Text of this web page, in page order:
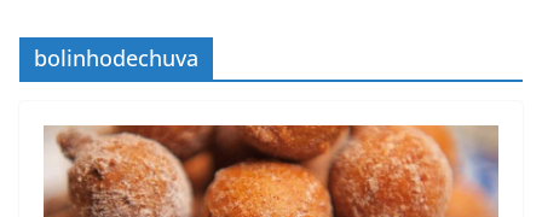
bolinhodechuva